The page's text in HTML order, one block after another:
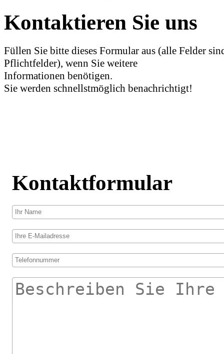
Kontaktieren Sie uns
Füllen Sie bitte dieses Formular aus (alle Felder
Pflichtfelder), wenn Sie weitere
Informationen benötigen.
Sie werden schnellstmöglich benachrichtigt!
Kontaktformular